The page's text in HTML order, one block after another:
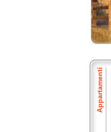
Appartamenti